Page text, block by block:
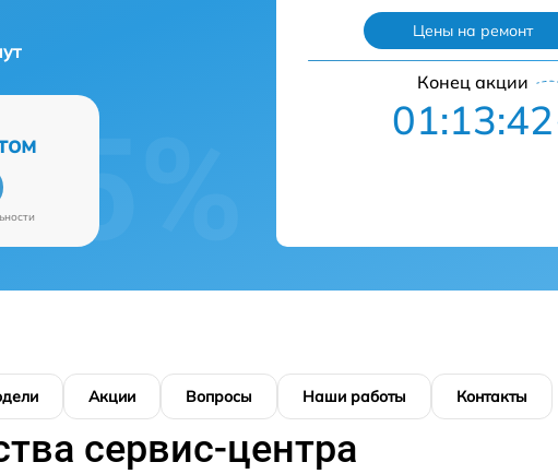
Цены на ремонт
Конец акции
01:13:42
Акции Вопросы Наши работы Контакты
сервис-центра